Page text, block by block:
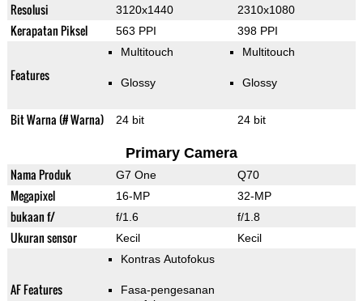
Resolusi 3120x1440 2310x1080
Kerapatan Piksel 563 PPI 398 PPI
Features
Multitouch
Glossy
Multitouch
Glossy
Bit Warna (# Warna) 24 bit 24 bit
Primary Camera
Nama Produk G7 One Q70
Megapixel 16-MP 32-MP
bukaan f/ f/1.6 f/1.8
Ukuran sensor Kecil Kecil
AF Features
Kontras Autofokus
Fasa-pengesanan